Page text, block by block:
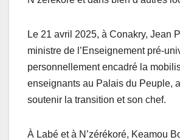
Le 21 avril 2025, à Conakry, Jean
ministre de l’Enseignement pré-
personnellement encadré la
enseignants au Palais du Peuple,
soutenir la transition et son chef.
À Labé et à N’zérékoré, Keamou